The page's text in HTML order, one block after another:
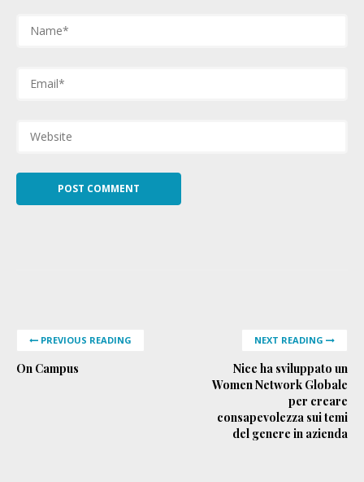
PREVIOUS READING
On Campus
NEXT READING
Nice ha sviluppato un
Women Network Globale
per creare
consapevolezza sui temi
del genere in azienda